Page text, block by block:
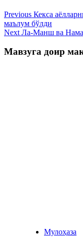
Previous Кекса
маълум бўлди
Next Ла-Манш ва
Мавзуга доир
Мулоҳаза